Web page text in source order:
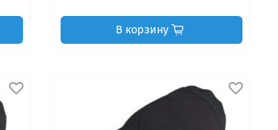
В корзину